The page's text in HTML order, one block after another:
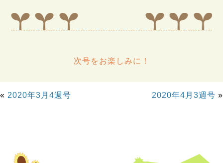
次号をお楽しみに！
« 2020年3月4週号 2020年4月3週号 »